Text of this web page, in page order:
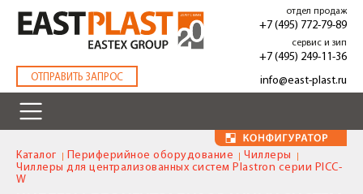
основному
содержанию
ОТПРАВИТЬ ЗАПРОС
отдел продаж
+7 (495) 772-79-89
сервис и зип
+7 (495) 249-11-36
info@east-plast.ru
Каталог Периферийное оборудование
Чиллеры
Чиллеры для централизованных систем Plastron серии PICC-
W